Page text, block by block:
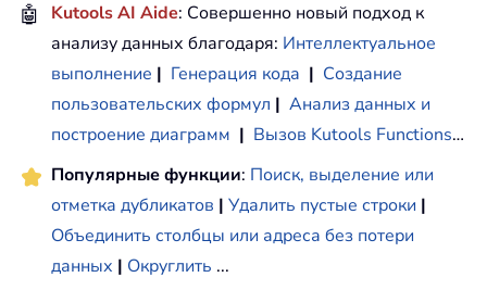
🤖 Kutools AI Aide: Совершенно новый подход к
анализу данных благодаря: Интеллектуальное
выполнение | Генерация кода | Создание
пользовательских формул | Анализ данных и
построение диаграмм | Вызов Kutools Functions…
Популярные функции: Поиск, выделение или
отметка дубликатов | Удалить пустые строки |
Объединить столбцы или адреса без потери
данных | Округлить ...